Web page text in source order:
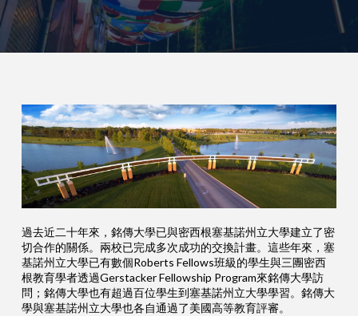
過去近二十年來，銘傳大學已與密西根塞基諾州立大學建立了密
切合作的關係。兩校已完成多次成功的交換計畫。這些年來，塞
基諾州立大學已有數個Roberts Fellows班級的學生與三團密西
根教育學者透過Gerstacker Fellowship Program來銘傳大學訪
問；銘傳大學也有超過百位學生到塞基諾州立大學學習。銘傳大
學與塞基諾州立大學也各自通過了美國高等教育評審。